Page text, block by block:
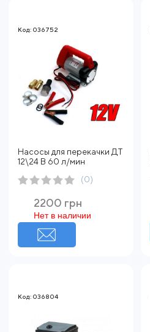
Код: 036752
Насосы для перекачки ДТ
12\24 В 60 л/мин
(0)
2200 грн
Нет в наличии
Код: 036804